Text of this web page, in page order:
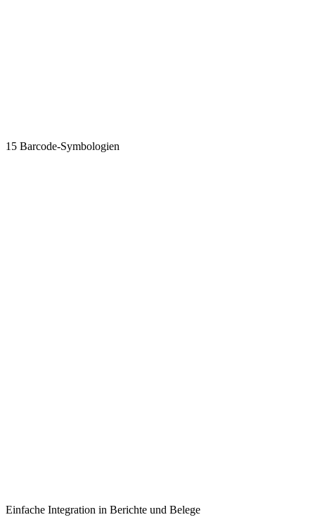
15 Barcode-Symbologien
Einfache Integration in Berichte und Belege